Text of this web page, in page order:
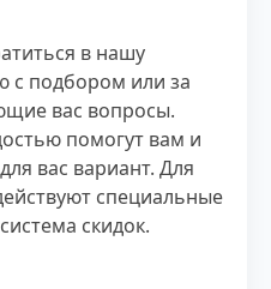
в нашу
с подбором или за
вас вопросы.
помогут вам и
вас вариант. Для
специальные
скидок.